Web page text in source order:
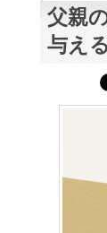
父親
与える